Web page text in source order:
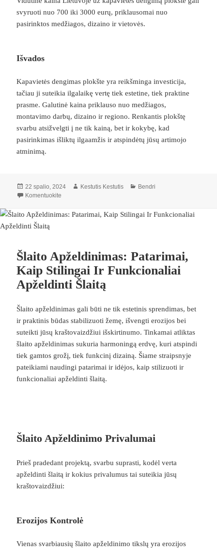
svyruoti nuo 700 iki 3000 eurų, priklausomai nuo
pasirinktos medžiagos, dizaino ir vietovės.
Išvados
Kapavietės dengimas plokšte yra reikšminga investicija,
tačiau ji suteikia ilgalaikę vertę tiek estetine, tiek praktine
prasme. Galutinė kaina priklauso nuo medžiagos,
montavimo darbų, dizaino ir regiono. Renkantis plokštę
svarbu atsižvelgti į ne tik kainą, bet ir kokybę, kad
pasirinkimas išliktų ilgaamžis ir atspindėtų jūsų artimojo
atminimą.
Paskelbta
22 spalio, 2024 Autorius
Kestutis Kestutis Kategorijos
Bendri
Komentuokite
Šlaito Apželdinimas: Patarimai,
Kaip Stilingai Ir Funkcionaliai
Apželdinti Šlaitą
Šlaito apželdinimas gali būti ne tik estetinis sprendimas, bet
ir praktinis būdas stabilizuoti žemę, išvengti erozijos bei
suteikti jūsų kraštovaizdžiui išskirtinumo. Tinkamai atliktas
šlaito apželdinimas sukuria harmoningą erdvę, kuri atspindi
tiek gamtos grožį, tiek funkcinį dizainą. Šiame straipsnyje
pateikiami naudingi patarimai ir idėjos, kaip stilizuoti ir
funkcionaliai apželdinti šlaitą.
Šlaito Apželdinimo Privalumai
Prieš pradedant projektą, svarbu suprasti, kodėl verta
apželdinti šlaitą ir kokius privalumus tai suteikia jūsų
kraštovaizdžiui:
Erozijos Kontrolė
Vienas svarbiausių šlaito apželdinimo tikslų yra erozijos